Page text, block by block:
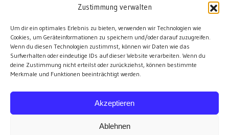
Zustimmung verwalten
Um dir ein optimales Erlebnis zu bieten, verwenden wir Technologien wie
Cookies, um Geräteinformationen zu speichern und/oder darauf zuzugreifen.
Wenn du diesen Technologien zustimmst, können wir Daten wie das
Surfverhalten oder eindeutige IDs auf dieser Website verarbeiten. Wenn du
deine Zustimmung nicht erteilst oder zurückziehst, können bestimmte
Merkmale und Funktionen beeinträchtigt werden.
Akzeptieren
Ablehnen
Kunstmarkt: Noble Begierden
Woher kommen die „Wiederösterreicher“?
DDR 4.0: Der Fall Dr Witzschel u.a.
alle Artikel